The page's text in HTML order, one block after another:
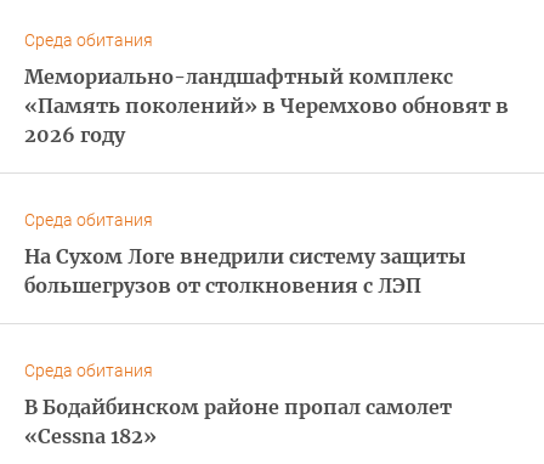
Среда обитания
Мемориально-ландшафтный комплекс
«Память поколений» в Черемхово обновят в
2026 году
Среда обитания
На Сухом Логе внедрили систему защиты
большегрузов от столкновения с ЛЭП
Среда обитания
В Бодайбинском районе пропал самолет
«Cessna 182»